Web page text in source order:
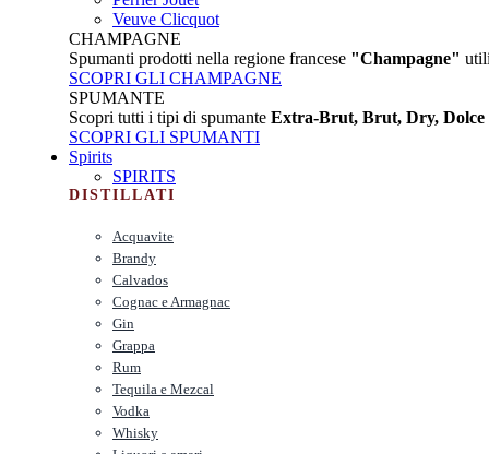
Veuve Clicquot
CHAMPAGNE
Spumanti prodotti nella regione francese "Champagne"
SCOPRI GLI CHAMPAGNE
SPUMANTE
Scopri tutti i tipi di spumante Extra-Brut, Brut, Dry, Dolce
SCOPRI GLI SPUMANTI
Spirits
SPIRITS
DISTILLATI
Acquavite
Brandy
Calvados
Cognac e Armagnac
Gin
Grappa
Rum
Tequila e Mezcal
Vodka
Whisky